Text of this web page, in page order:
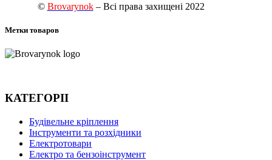
© Brovarynok– Всі права захищені 2022
Метки товаров
КАТЕГОРІІ
Будівельне кріплення
Інструменти та розхідники
Електротовари
Електро та бензоінструмент